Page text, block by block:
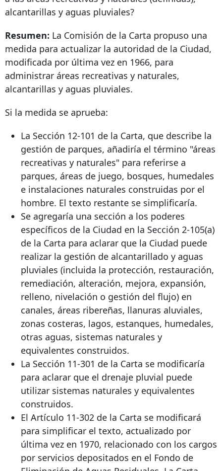
alcantarillas y aguas pluviales?
Resumen: La Comisión de la Carta propuso una
medida para actualizar la autoridad de la Ciudad,
modificada por última vez en 1966, para
administrar áreas recreativas y naturales,
alcantarillas y aguas pluviales.
Si la medida se aprueba:
La Sección 12-101 de la Carta, que describe la
gestión de parques, añadiría el término "áreas
recreativas y naturales" para referirse a
parques, áreas de juego, bosques, humedales
e instalaciones naturales construidas por el
hombre. El texto restante se simplificaría.
Se agregaría una sección a los poderes
específicos de la Ciudad en la Sección 2-105(a)
de la Carta para aclarar que la Ciudad puede
realizar la gestión de alcantarillado y aguas
pluviales (incluida la protección, restauración,
remediación, alteración, mejora, expansión,
relleno, nivelación o gestión del flujo) en
canales, áreas ribereñas, llanuras aluviales,
zonas costeras, lagos, estanques, humedales,
otras aguas, sistemas naturales y
equivalentes construidos.
La Sección 11-301 de la Carta se modificaría
para aclarar que el drenaje pluvial puede
utilizar sistemas naturales y equivalentes
construidos.
El Artículo 11-302 de la Carta se modificará
para simplificar el texto, actualizado por
última vez en 1970, relacionado con los cargos
por servicios depositados en el Fondo de